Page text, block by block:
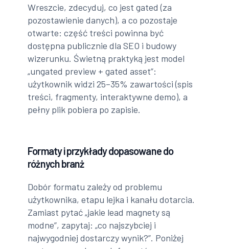
Wreszcie, zdecyduj, co jest gated (za
pozostawienie danych), a co pozostaje
otwarte: część treści powinna być
dostępna publicznie dla SEO i budowy
wizerunku. Świetną praktyką jest model
„ungated preview + gated asset”:
użytkownik widzi 25–35% zawartości (spis
treści, fragmenty, interaktywne demo), a
pełny plik pobiera po zapisie.
Formaty i przykłady dopasowane do
różnych branż
Dobór formatu zależy od problemu
użytkownika, etapu lejka i kanału dotarcia.
Zamiast pytać „jakie lead magnety są
modne”, zapytaj: „co najszybciej i
najwygodniej dostarczy wynik?”. Poniżej